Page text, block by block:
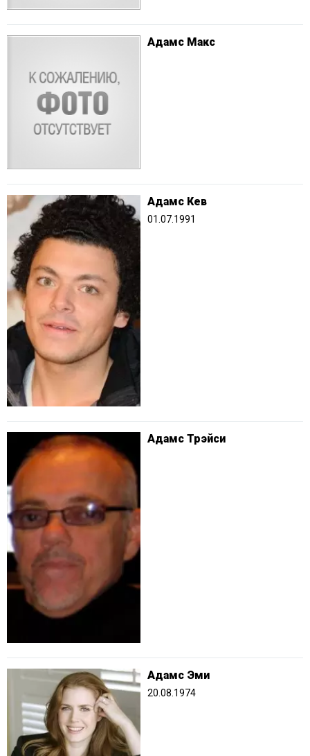
Адамс Макс
Адамс Кев
01.07.1991
Адамс Трэйси
Адамс Эми
20.08.1974